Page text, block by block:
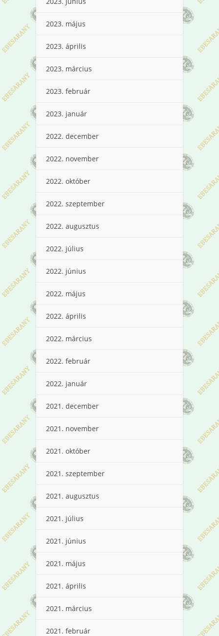
2023. május
2023. április
2023. március
2023. február
2023. január
2022. december
2022. november
2022. október
2022. szeptember
2022. augusztus
2022. július
2022. június
2022. május
2022. április
2022. március
2022. február
2022. január
2021. december
2021. november
2021. október
2021. szeptember
2021. augusztus
2021. július
2021. június
2021. május
2021. április
2021. március
2021. február